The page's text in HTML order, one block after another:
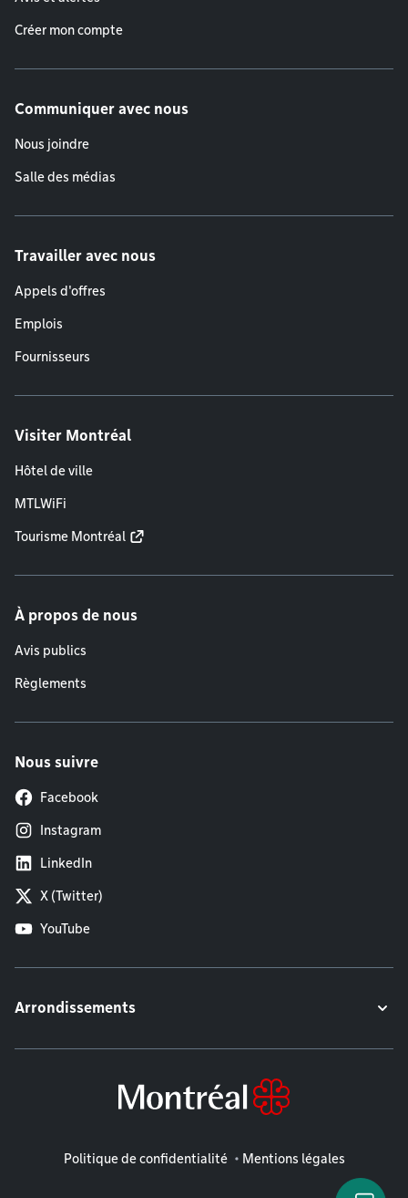
Créer mon compte
Communiquer avec nous
Nous joindre
Salle des médias
Travailler avec nous
Appels d'offres
Emplois
Fournisseurs
Visiter Montréal
Hôtel de ville
MTLWiFi
Tourisme Montréal
À propos de nous
Avis publics
Règlements
Nous suivre
Facebook
Instagram
LinkedIn
X (Twitter)
YouTube
Arrondissements
Mentions légales
Politique de confidentialité Mentions légales